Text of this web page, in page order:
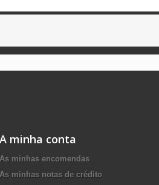
A minha conta
As minhas encomendas
As minhas notas de crédito